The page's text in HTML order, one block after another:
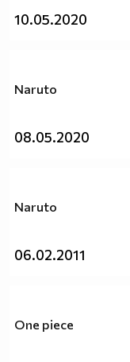
10.05.2020
Naruto
08.05.2020
Naruto
06.02.2011
One piece